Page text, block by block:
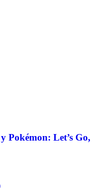
Pokémon: Let’s Go,